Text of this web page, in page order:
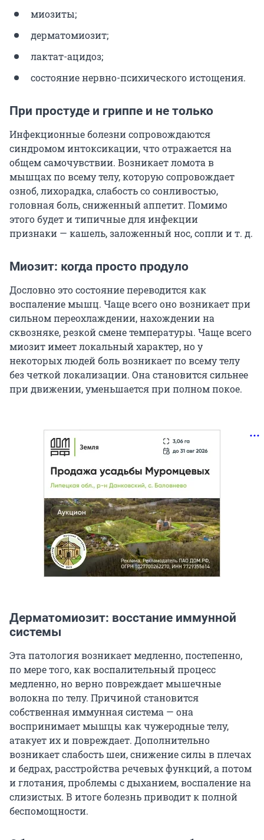
миозиты;
дерматомиозит;
лактат-ацидоз;
состояние нервно-психического истощения.
При простуде и гриппе и не только
Инфекционные болезни сопровождаются
синдромом интоксикации, что отражается на
общем самочувствии. Возникает ломота в
мышцах по всему телу, которую сопровождает
озноб, лихорадка, слабость со сонливостью,
головная боль, сниженный аппетит. Помимо
этого будет и типичные для инфекции
признаки — кашель, заложенный нос, сопли и т. д.
Миозит: когда просто продуло
Дословно это состояние переводится как
воспаление мышц. Чаще всего оно возникает при
сильном переохлаждении, нахождении на
сквозняке, резкой смене температуры. Чаще всего
миозит имеет локальный характер, но у
некоторых людей боль возникает по всему телу
без четкой локализации. Она становится сильнее
при движении, уменьшается при полном покое.
Дерматомиозит: восстание иммунной
системы
Эта патология возникает медленно, постепенно,
по мере того, как воспалительный процесс
медленно, но верно повреждает мышечные
волокна по телу. Причиной становится
собственная иммунная система — она
воспринимает мышцы как чужеродные телу,
атакует их и повреждает. Дополнительно
возникает слабость шеи, снижение силы в плечах
и бедрах, расстройства речевых функций, а потом
и глотания, проблемы с дыханием, воспаление на
слизистых. В итоге болезнь приводит к полной
беспомощности.